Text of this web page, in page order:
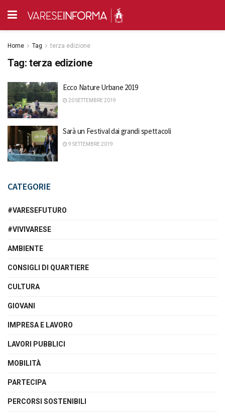
Home Tag terza edizione
Tag: terza edizione
Ecco Nature Urbane 2019
20 SETTEMBRE 2019
Sarà un Festival dai grandi spettacoli
9 SETTEMBRE 2019
CATEGORIE
#VARESEFUTURO
#VIVIVARESE
AMBIENTE
CONSIGLI DI QUARTIERE
CULTURA
GIOVANI
IMPRESA E LAVORO
LAVORI PUBBLICI
MOBILITÀ
PARTECIPA
PERCORSI SOSTENIBILI